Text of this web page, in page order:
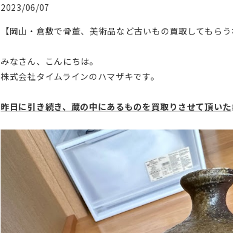
2023/06/07
【岡山・倉敷で骨董、美術品など古いもの買取してもら
みなさん、こんにちは。
株式会社タイムラインのハマザキです。
昨日に引き続き、蔵の中にあるものを買取りさせて頂いた